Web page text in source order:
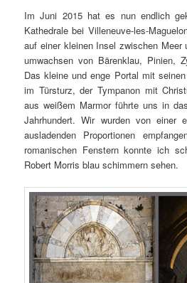
Im Juni 2015 hat es nun endlich
Kathedrale bei Villeneuve-les-
auf einer kleinen Insel zwischen Meer
umwachsen von Bärenklau, Pinien,
Das kleine und enge Portal mit
im Türsturz, der Tympanon mit
aus weißem Marmor führte uns in
Jahrhundert. Wir wurden von einer
ausladenden Proportionen
romanischen Fenstern konnte ich
Robert Morris blau schimmern sehen.